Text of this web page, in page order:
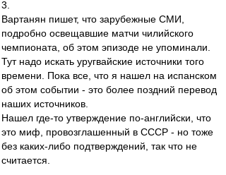
3.
Вартанян пишет, что зарубежные СМИ,
подробно освещавшие матчи чилийского
чемпионата, об этом эпизоде не упоминали.
Тут надо искать уругвайские источники того
времени. Пока все, что я нашел на испанском
об этом событии - это более поздний перевод
наших источников.
Нашел где-то утверждение по-английски, что
это миф, провозглашенный в СССР - но тоже
без каких-либо подтверждений, так что не
считается.